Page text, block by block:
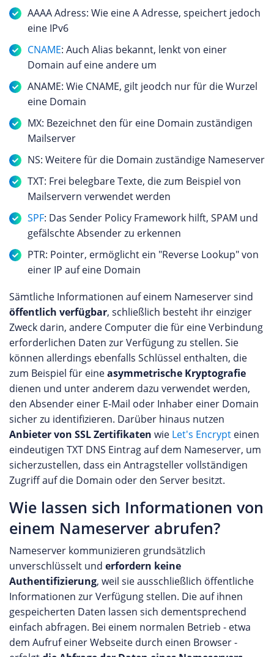
AAAA Adress: Wie eine A Adresse, speichert jedoch
eine IPv6
CNAME: Auch Alias bekannt, lenkt von einer
Domain auf eine andere um
ANAME: Wie CNAME, gilt jeodch nur für die Wurzel
eine Domain
MX: Bezeichnet den für eine Domain zuständigen
Mailserver
NS: Weitere für die Domain zuständige Nameserver
TXT: Frei belegbare Texte, die zum Beispiel von
Mailservern verwendet werden
SPF: Das Sender Policy Framework hilft, SPAM und
gefälschte Absender zu erkennen
PTR: Pointer, ermöglicht ein "Reverse Lookup" von
einer IP auf eine Domain
Sämtliche Informationen auf einem Nameserver sind
öffentlich verfügbar, schließlich besteht ihr einziger
Zweck darin, andere Computer die für eine Verbindung
erforderlichen Daten zur Verfügung zu stellen. Sie
können allerdings ebenfalls Schlüssel enthalten, die
zum Beispiel für eineasymmetrische Kryptografie
dienen und unter anderem dazu verwendet werden,
den Absender einer E-Mail oder Inhaber einer Domain
sicher zu identifizieren. Darüber hinaus nutzen
Anbieter von SSL Zertifikaten wie Let's Encrypt einen
eindeutigen TXT DNS Eintrag auf dem Nameserver, um
sicherzustellen, dass ein Antragsteller vollständigen
Zugriff auf die Domain oder den Server besitzt.
Wie lassen sich Informationen von
einem Nameserver abrufen?
Nameserver kommunizieren grundsätzlich
unverschlüsselt und erfordern keine
Authentifizierung, weil sie ausschließlich öffentliche
Informationen zur Verfügung stellen. Die auf ihnen
gespeicherten Daten lassen sich dementsprechend
einfach abfragen. Bei einem normalen Betrieb - etwa
dem Aufruf einer Webseite durch einen Browser -